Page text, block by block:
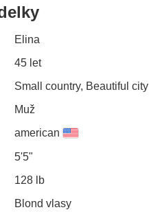
Elina
45 let
Small country, Beautiful city
Muž
american
5'5"
128 lb
Blond vlasy